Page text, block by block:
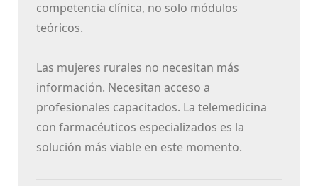
competencia clínica, no solo módulos
teóricos.
Las mujeres rurales no necesitan más
información. Necesitan acceso a
profesionales capacitados. La telemedicina
con farmacéuticos especializados es la
solución más viable en este momento.